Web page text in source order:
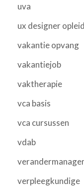
uva
ux designer
vakantie opvang
vakantiejob
vaktherapie
vca basis
vca cursussen
vdab
verpleegkundige